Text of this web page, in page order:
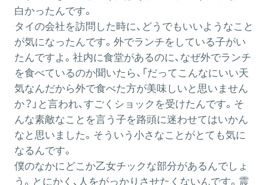
白かったんです。
タイの会社を訪問した時に、どうでもいいようなこと
が気になったんです。外でランチをしている子がい
たんですよ。社内に食堂があるのに、なぜ外でランチ
を食べているのか聞いたら、「だってこんなにいい天
気なんだから外で食べた方が美味しいと思いません
か？」と言われ、すごくショックを受けたんです。そ
んな素敵なことを言う子を路頭に迷わせてはいかん
なと思いました。そういう小さなことがとても気に
なるんです。
僕のなかにどこか乙女チックな部分があるんでしょ
う。とにかく、人をがっかりさせたくないんです。震